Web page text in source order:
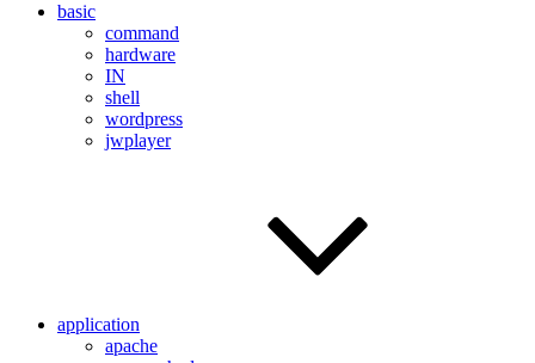
basic
command
hardware
IN
shell
wordpress
jwplayer
application
apache